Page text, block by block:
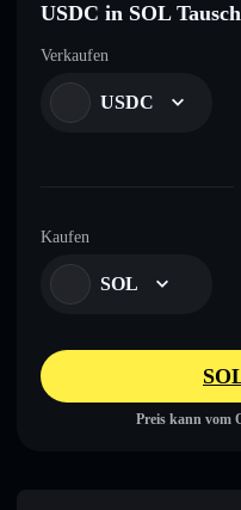
USDC in SOL
Verkaufen
USDC
Kaufen
SOL
Preis kann vom